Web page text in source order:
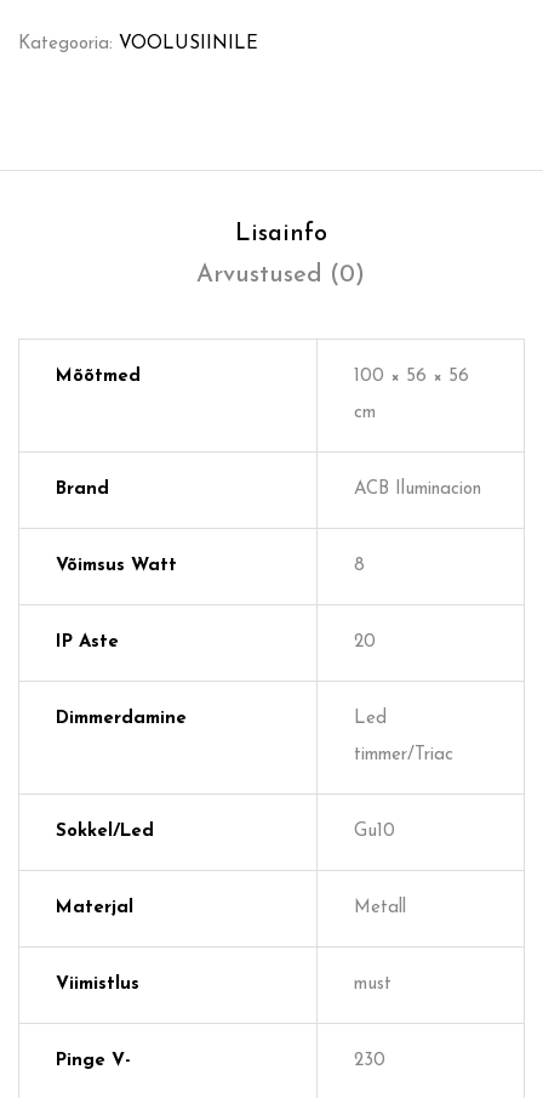
Kategooria: VOOLUSIINILE
Lisainfo
Arvustused (0)
Mõõtmed
100 × 56 × 56
cm
Brand ACB Iluminacion
Võimsus Watt 8
IP Aste 20
Dimmerdamine
Led
timmer/Triac
Sokkel/Led Gu10
Materjal Metall
Viimistlus must
Pinge V- 230